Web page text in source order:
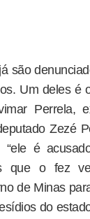
são
Um deles é
Perrela,
Zezé
“ele é
que o fez
de Minas
do